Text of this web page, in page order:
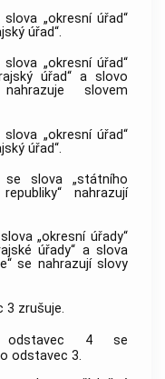
„okresní úřad“
úřad“.
„okresní úřad“
úřad“ a slovo
slovem
„okresní úřad“
úřad“.
slova „státního
nahrazují
„okresní úřady“
úřady“ a slova
se nahrazují slovy
3 zrušuje.
odstavec 4 se
odstavec 3.